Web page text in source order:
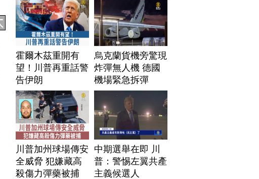
霍爾木茲重開有
望！川普再重話警
告伊朗
烏克蘭貨機旁驚現
炸彈無人機 德國
機場緊急拆彈
川普加州球場傳安
全威脅 犯嫌藏高
殺傷力彈藥被捕
中期選舉在即 川
普：警惕左翼共產
主義候選人